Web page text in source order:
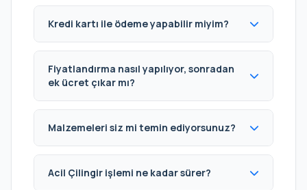
Kredi kartı ile ödeme yapabilir miyim?
Fiyatlandırma nasıl yapılıyor, sonradan
ek ücret çıkar mı?
Malzemeleri siz mi temin ediyorsunuz?
Acil Çilingir işlemi ne kadar sürer?